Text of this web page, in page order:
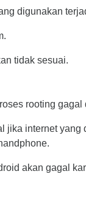
digunakan
tidak sesuai.
rooting gagal
jika internet
akan gagal